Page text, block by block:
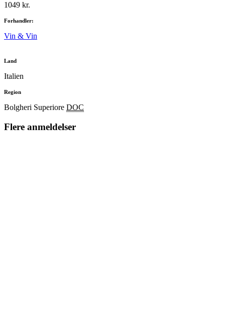
1049 kr.
Forhandler:
Vin & Vin
Land
Italien
Region
Bolgheri Superiore DOC
Flere anmeldelser